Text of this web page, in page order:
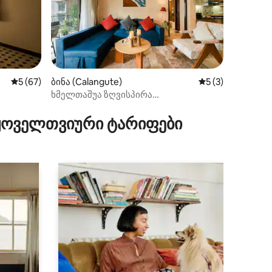
საშუალო შეფასებაა 5‑დან 5, 67 მიმოხილვა
5 (67)
ბინა (Calangute) საშუალო
5 (3)
ხმელთაშუა ზღვისპირა
პირობებით ტარიფები